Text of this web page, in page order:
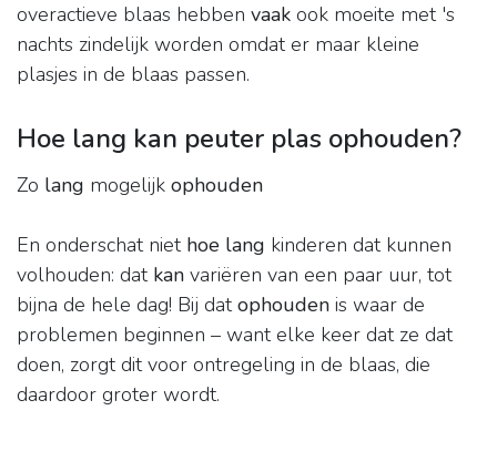
overactieve blaas hebben vaak ook moeite met 's
nachts zindelijk worden omdat er maar kleine
plasjes in de blaas passen.
Hoe lang kan peuter plas ophouden?
Zo lang mogelijk ophouden
En onderschat niet hoe lang kinderen dat kunnen
volhouden: dat kan variëren van een paar uur, tot
bijna de hele dag! Bij datophouden is waar de
problemen beginnen – want elke keer dat ze dat
doen, zorgt dit voor ontregeling in de blaas, die
daardoor groter wordt.